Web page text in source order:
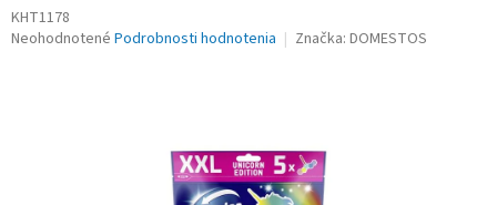
KHT1178
Priemerné
Neohodnotené Podrobnosti hodnotenia Značka: DOMESTOS